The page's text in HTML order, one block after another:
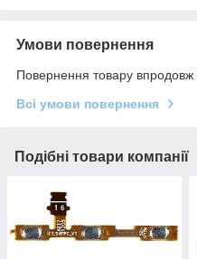
Умови повернення
Повернення товару впродовж
Всі умови повернення
Подібні товари компанії